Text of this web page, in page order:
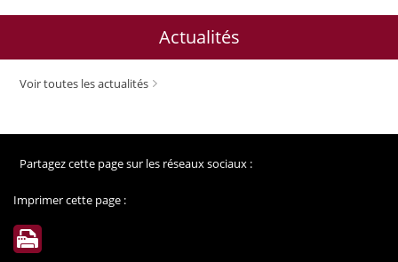
Actualités
Voir toutes les actualités
Partagez cette page sur les réseaux sociaux :
Imprimer cette page :